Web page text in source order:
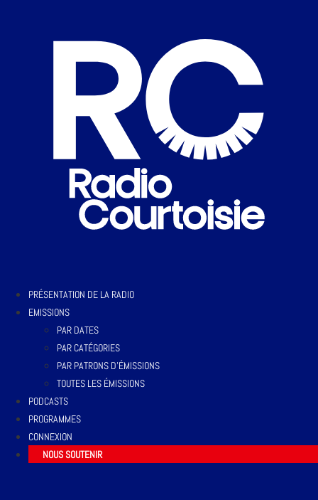
PRÉSENTATION DE LA RADIO
EMISSIONS
PAR DATES
PAR CATÉGORIES
PAR PATRONS D’ÉMISSIONS
TOUTES LES ÉMISSIONS
PODCASTS
PROGRAMMES
CONNEXION
NOUS SOUTENIR